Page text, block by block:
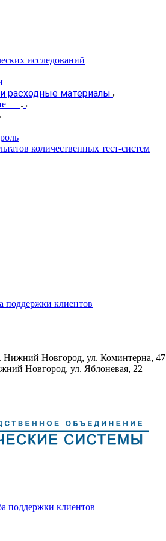
исследований
расходные материалы
количественных тест-систем
поддержки клиентов
Нижний Новгород, ул. Коминтерна, 47
Новгород, ул. Яблоневая, 22
поддержки клиентов